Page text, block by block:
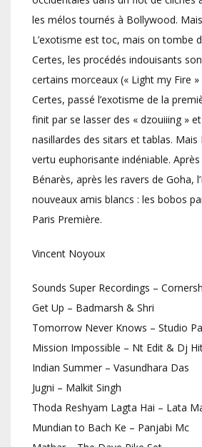
les mélos tournés à Bollywood.
L’exotisme est toc, mais on tombe
Certes, les procédés indouisants
certains morceaux (« Light my Fire »
Certes, passé l’exotisme de la
finit par se lasser des « dzouiiing »
nasillardes des sitars et tablas. Mais
vertu euphorisante indéniable.
Bénarès, après les ravers de Goha,
nouveaux amis blancs : les bobos
Paris Première.
Vincent Noyoux
Sounds Super Recordings –
Get Up – Badmarsh & Shri
Tomorrow Never Knows – Studio
Mission Impossible – Nt Edit & Dj
Indian Summer – Vasundhara Das
Jugni – Malkit Singh
Thoda Reshyam Lagta Hai – Lata
Mundian to Bach Ke – Panjabi Mc